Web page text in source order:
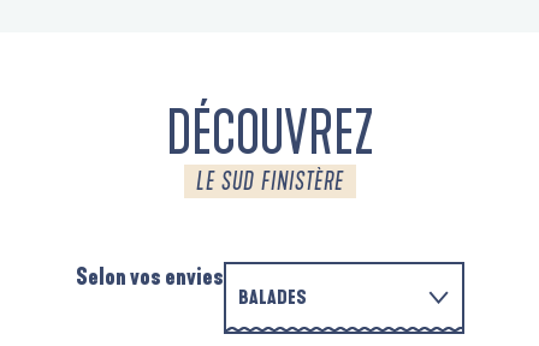
DÉCOUVREZ
LE SUD FINISTÈRE
Selon vos envies
BALADES